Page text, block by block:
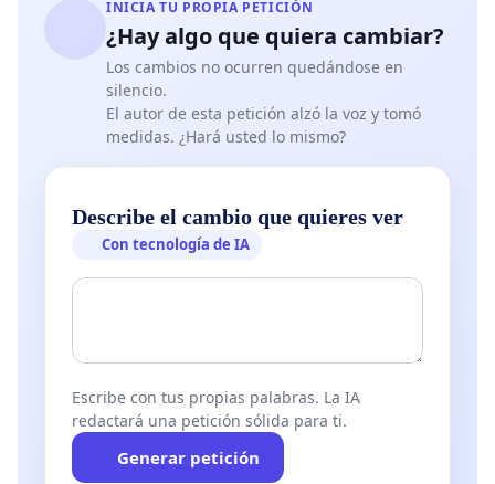
INICIA TU PROPIA PETICIÓN
¿Hay algo que quiera cambiar?
Los cambios no ocurren quedándose en
silencio.
El autor de esta petición alzó la voz y tomó
medidas. ¿Hará usted lo mismo?
Describe el cambio que quieres ver
Con tecnología de IA
Escribe con tus propias palabras. La IA
redactará una petición sólida para ti.
Generar petición